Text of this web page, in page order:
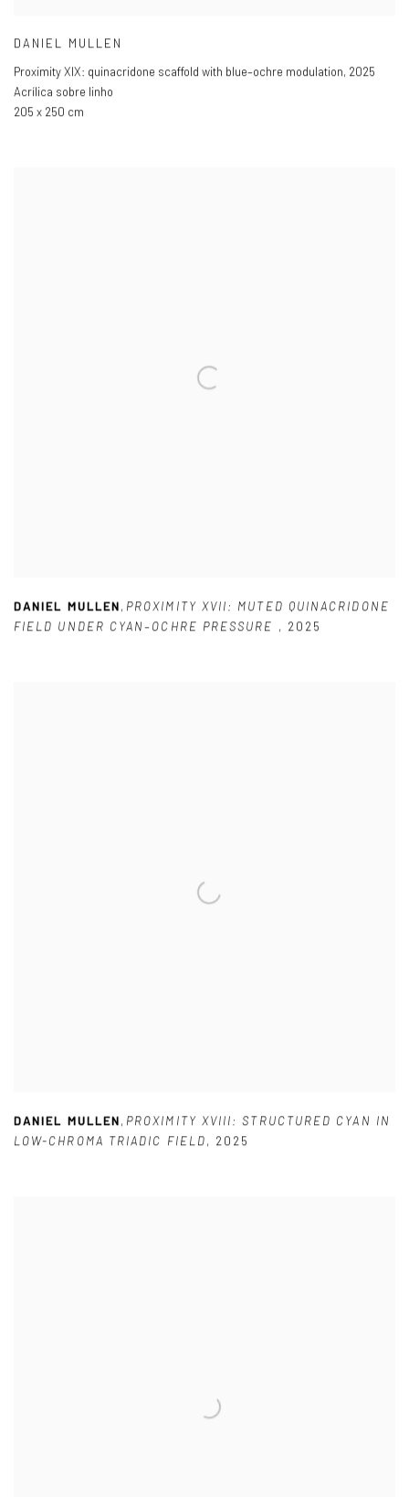
DANIEL MULLEN
Proximity XIX: quinacridone scaffold with blue–ochre modulation, 2025
Acrílica sobre linho
205 x 250 cm
DANIEL MULLEN, PROXIMITY XVII: MUTED QUINACRIDONE
FIELD UNDER CYAN–OCHRE PRESSURE , 2025
DANIEL MULLEN, PROXIMITY XVIII: STRUCTURED CYAN IN
LOW-CHROMA TRIADIC FIELD, 2025